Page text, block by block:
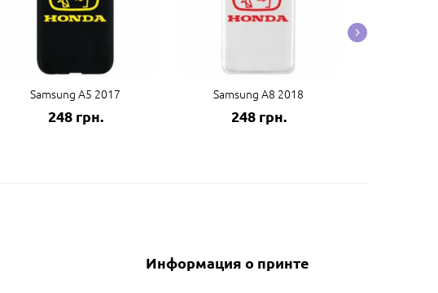
Samsung A5 2017
248 грн.
Samsung A8 2018
248 грн.
Информация о принте